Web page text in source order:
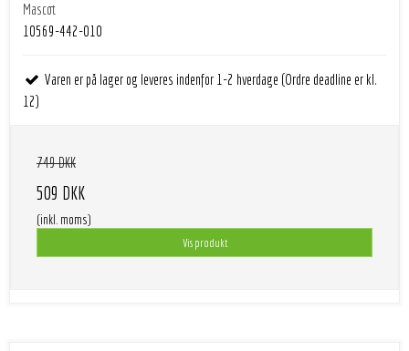
Mascot
10569-442-010
Varen er på lager og leveres indenfor 1-2 hverdage (Ordre deadline er kl.
12)
749 DKK
509 DKK
(inkl. moms)
Vis produkt